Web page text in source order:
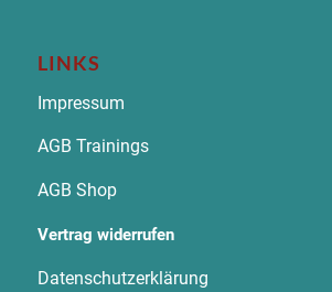
LINKS
Impressum
AGB Trainings
AGB Shop
Vertrag widerrufen
Datenschutzerklärung